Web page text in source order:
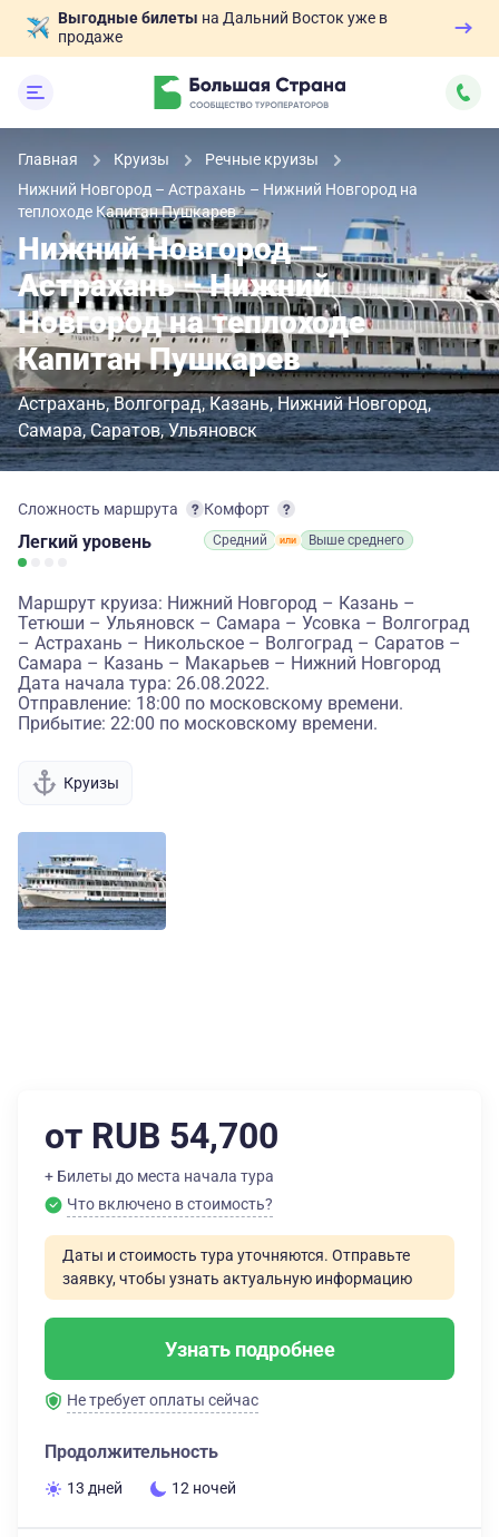
Выгодные билеты на Дальний Восток уже в
продаже
Главная Круизы
Речные круизы
Нижний Новгород – Астрахань – Нижний Новгород на
теплоходе Капитан Пушкарев
Нижний Новгород –
Астрахань – Нижний
Новгород на теплоходе
Капитан Пушкарев
Астрахань Волгоград Казань Нижний Новгород
Самара Саратов Ульяновск
Сложность маршрута
Легкий уровень
Комфорт
Средний Выше среднего
Маршрут круиза: Нижний Новгород – Казань –
Тетюши – Ульяновск – Самара – Усовка – Волгоград
– Астрахань – Никольское – Волгоград – Саратов –
Самара – Казань – Макарьев – Нижний Новгород
Дата начала тура: 26.08.2022.
Отправление: 18:00 по московскому времени.
Прибытие: 22:00 по московскому времени.
Круизы
от RUB 54,700
+ Билеты до места начала тура
Что включено в стоимость?
Даты и стоимость тура уточняются. Отправьте
заявку, чтобы узнать актуальную информацию
Узнать подробнее
Не требует оплаты сейчас
Продолжительность
13 дней 12 ночей